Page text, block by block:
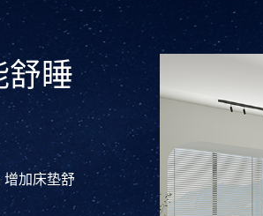
舒睡
增加床垫舒